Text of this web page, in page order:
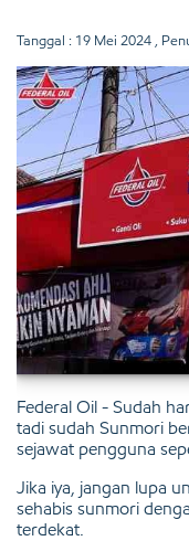
Tanggal : 19 Mei 2024 ,
Federal Oil - Sudah
tadi sudah Sunmori
sejawat pengguna
Jika iya, jangan lupa
sehabis sunmori
terdekat.